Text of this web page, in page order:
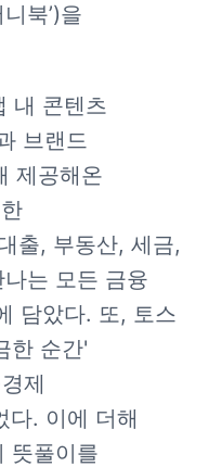
북’)을
내 콘텐츠
브랜드
제공해온
출, 부동산, 세금,
는 모든 금융
담았다. 또, 토스
한 순간'
제
. 이에 더해
뜻풀이를